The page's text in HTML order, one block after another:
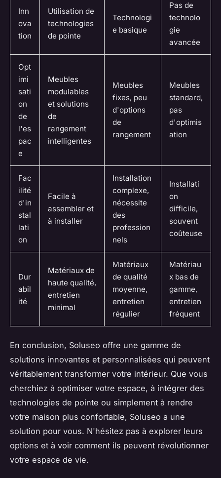
Inn
ova
tion
Utilisation de
technologies
de pointe
Technologi
e basique
Pas de
technolo
gie
avancée
Opt
imi
sati
on
de
l'es
pac
e
Meubles
modulables
et solutions
de
rangement
intelligentes
Meubles
fixes, peu
d'options
de
rangement
Meubles
standard,
pas
d'optimis
ation
Fac
ilité
d'in
stal
lati
on
Facile à
assembler et
à installer
Installation
complexe,
nécessite
des
profession
nels
Installati
on
difficile,
souvent
coûteuse
Dur
abil
ité
Matériaux de
haute qualité,
entretien
minimal
Matériaux
de qualité
moyenne,
entretien
régulier
Matériau
x bas de
gamme,
entretien
fréquent
En conclusion, Soluseo offre une gamme de
solutions innovantes et personnalisées qui peuvent
véritablement transformer votre intérieur. Que vous
cherchiez à optimiser votre espace, à intégrer des
technologies de pointe ou simplement à rendre
votre maison plus confortable, Soluseo a une
solution pour vous. N'hésitez pas à explorer leurs
options et à voir comment ils peuvent révolutionner
votre espace de vie.